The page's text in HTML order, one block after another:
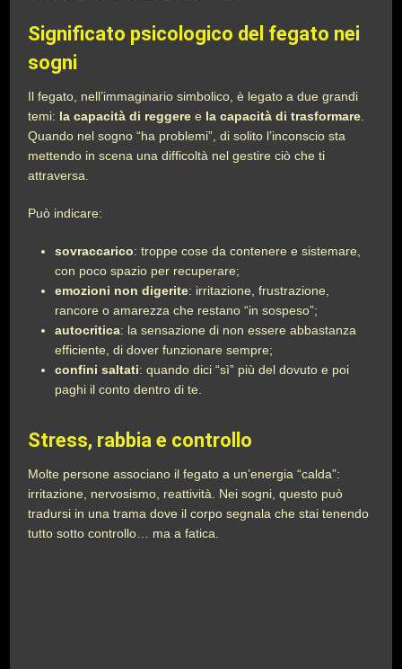
Significato psicologico del fegato nei
sogni
Il fegato, nell’immaginario simbolico, è legato a due grandi
temi: la capacità di reggere e la capacità di trasformare
Quando nel sogno “ha problemi”, di solito l’inconscio sta
mettendo in scena una difficoltà nel gestire ciò che ti
attraversa.
Può indicare:
sovraccarico: troppe cose da contenere e sistemare,
con poco spazio per recuperare;
emozioni non digerite: irritazione, frustrazione,
rancore o amarezza che restano “in sospeso”;
autocritica: la sensazione di non essere abbastanza
efficiente, di dover funzionare sempre;
confini saltati: quando dici “sì” più del dovuto e poi
paghi il conto dentro di te.
Stress, rabbia e controllo
Molte persone associano il fegato a un’energia “calda”:
irritazione, nervosismo, reattività. Nei sogni, questo può
tradursi in una trama dove il corpo segnala che stai tenendo
tutto sotto controllo… ma a fatica.